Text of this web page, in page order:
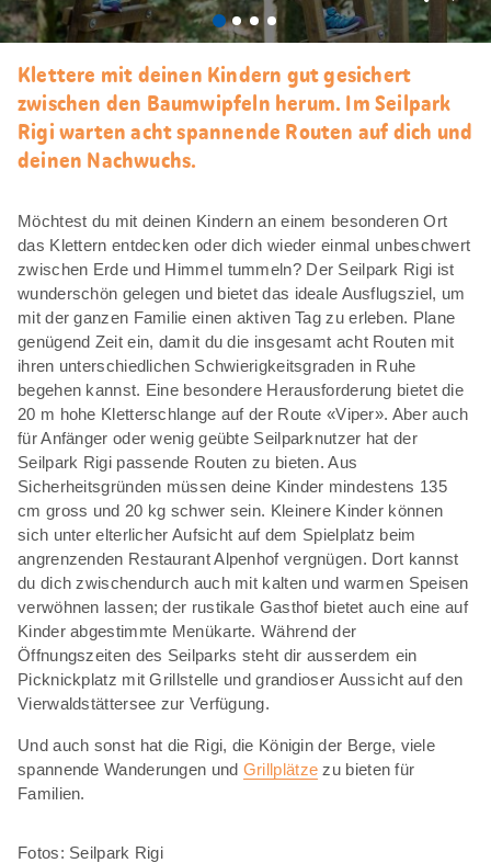
Als
Klettere mit deinen Kindern gut gesichert
zwischen den Baumwipfeln herum. Im Seilpark
Rigi warten acht spannende Routen auf dich und
deinen Nachwuchs.
Möchtest du mit deinen Kindern an einem besonderen Ort
das Klettern entdecken oder dich wieder einmal unbeschwert
zwischen Erde und Himmel tummeln? Der Seilpark Rigi ist
wunderschön gelegen und bietet das ideale Ausflugsziel, um
mit der ganzen Familie einen aktiven Tag zu erleben. Plane
genügend Zeit ein, damit du die insgesamt acht Routen mit
ihren unterschiedlichen Schwierigkeitsgraden in Ruhe
begehen kannst. Eine besondere Herausforderung bietet die
20 m hohe Kletterschlange auf der Route «Viper». Aber auch
für Anfänger oder wenig geübte Seilparknutzer hat der
Seilpark Rigi passende Routen zu bieten. Aus
Sicherheitsgründen müssen deine Kinder mindestens 135
cm gross und 20 kg schwer sein. Kleinere Kinder können
sich unter elterlicher Aufsicht auf dem Spielplatz beim
angrenzenden Restaurant Alpenhof vergnügen. Dort kannst
du dich zwischendurch auch mit kalten und warmen Speisen
verwöhnen lassen; der rustikale Gasthof bietet auch eine auf
Kinder abgestimmte Menükarte. Während der
Öffnungszeiten des Seilparks steht dir ausserdem ein
Picknickplatz mit Grillstelle und grandioser Aussicht auf den
Vierwaldstättersee zur Verfügung.
Und auch sonst hat die Rigi, die Königin der Berge, viele
spannende Wanderungen und Grillplätze zu bieten für
Familien.
Fotos: Seilpark Rigi